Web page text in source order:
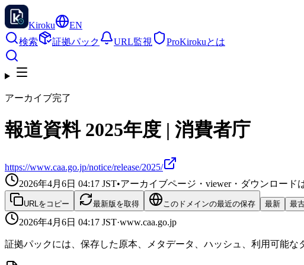
Kiroku
EN
検索
証拠パック URL監視 ProKirokuとは
アーカイブ完了
報道資料 2025年度 | 消費者庁
https://www.caa.go.jp/notice/release/2025/
2026年4月6日 04:17 JST•アーカイブページ・viewer・ダウンロード
URLをコピー 最新版を取得 このドメインの最近の保存 最新 最
2026年4月6日 04:17 JST·www.caa.go.jp
証拠パックには、保存した原本、メタデータ、ハッシュ、利用可能